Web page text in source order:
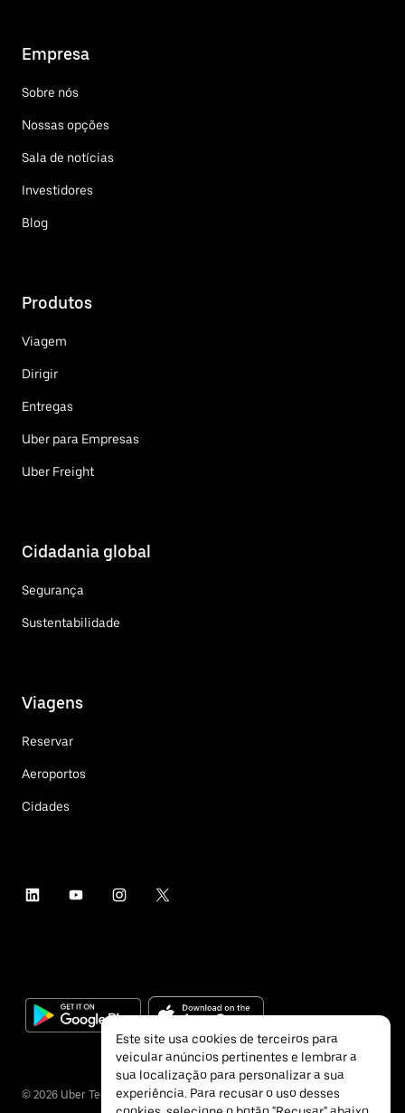
Empresa
Sobre nós
Nossas opções
Sala de notícias
Investidores
Blog
Produtos
Viagem
Dirigir
Entregas
Uber para Empresas
Uber Freight
Cidadania global
Segurança
Sustentabilidade
Viagens
Reservar
Aeroportos
Cidades
© 2026 Uber Technologies Inc.
Este site usa cookies de terceiros para
veicular anúncios pertinentes e lembrar a
sua localização para personalizar a sua
experiência. Para recusar o uso desses